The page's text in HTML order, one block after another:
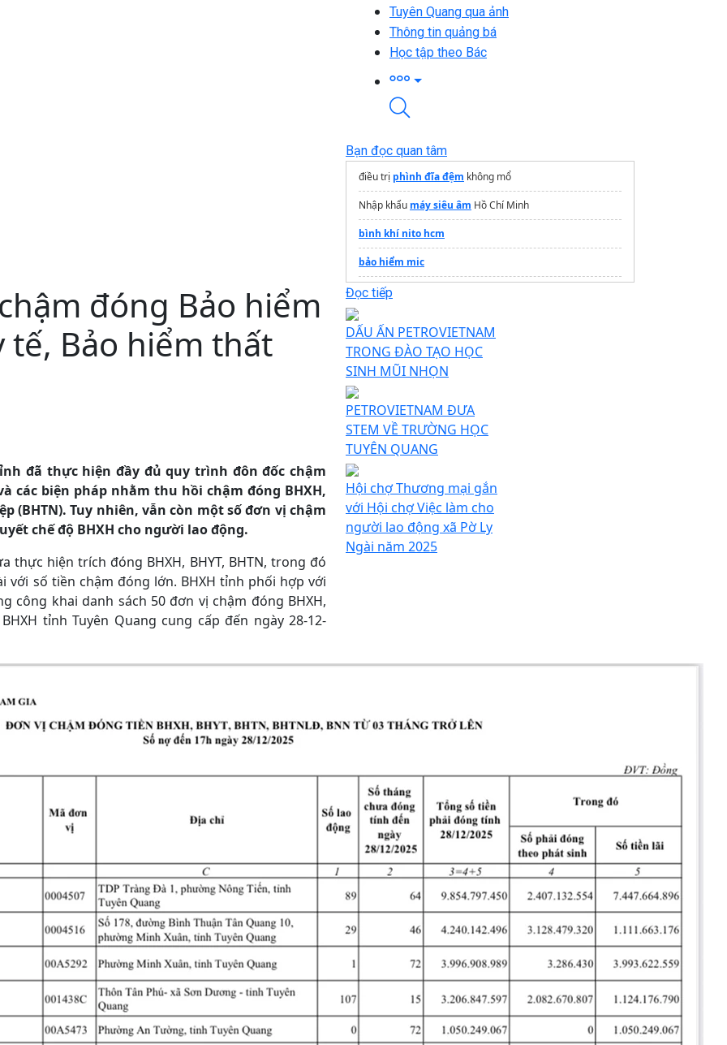
Tuyên Quang qua ảnh
Thông tin quảng bá
Học tập theo Bác
đóng Bảo hiểm
tế, Bảo hiểm thất
đã thực hiện đầy đủ quy trình đôn đốc chậm
các biện pháp nhằm thu hồi chậm đóng BHXH,
(BHTN). Tuy nhiên, vẫn còn một số đơn vị chậm
chế độ BHXH cho người lao động.
hiện trích đóng BHXH, BHYT, BHTN, trong đó
số tiền chậm đóng lớn. BHXH tỉnh phối hợp với
công khai danh sách 50 đơn vị chậm đóng BHXH,
tỉnh Tuyên Quang cung cấp đến ngày 28-12-
Bạn đọc quan tâm
điều trị phình đĩa đệm không mổ
Nhập khẩu máy siêu âm Hồ Chí Minh
bình khí nito hcm
bảo hiểm mic
Trang thông tin dự án
Đọc tiếp
DẤU ẤN PETROVIETNAM
TRONG ĐÀO TẠO HỌC
SINH MŨI NHỌN
PETROVIETNAM ĐƯA
STEM VỀ TRƯỜNG HỌC
TUYÊN QUANG
Hội chợ Thương mại gắn
với Hội chợ Việc làm cho
người lao động xã Pờ Ly
Ngài năm 2025